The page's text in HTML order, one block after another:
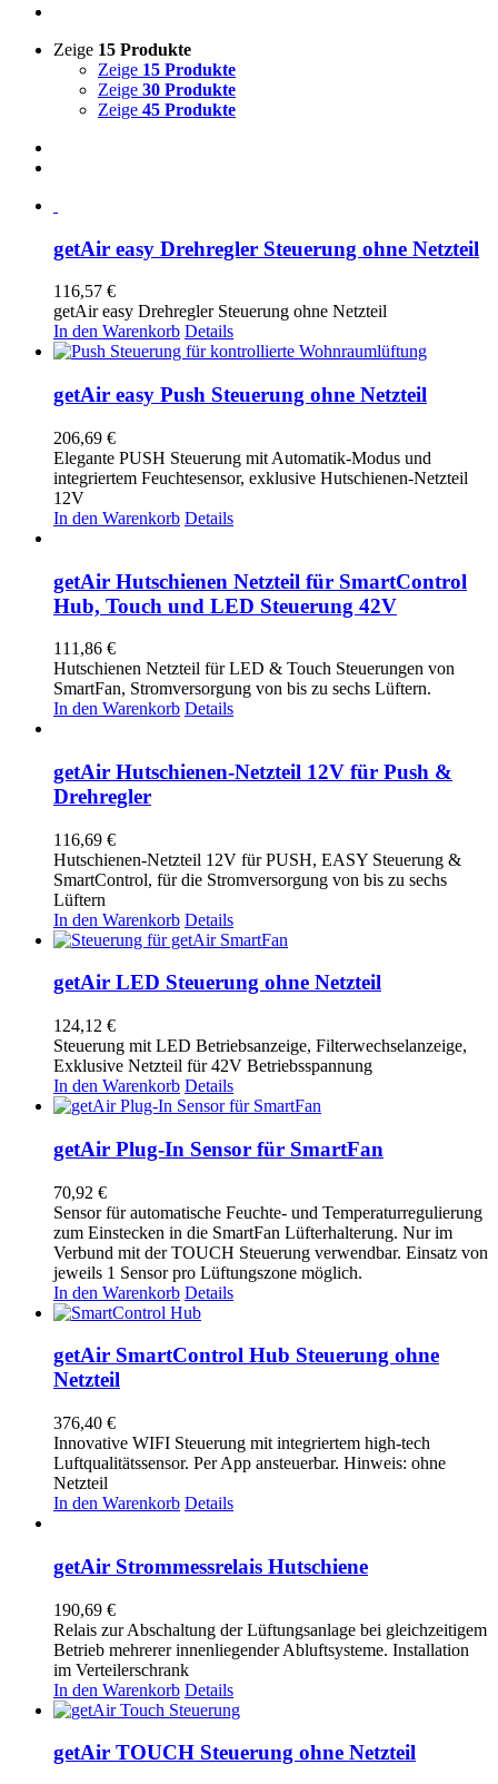
Zeige 15 Produkte
Zeige 15 Produkte
Zeige 30 Produkte
Zeige 45 Produkte
getAir easy Drehregler Steuerung ohne Netzteil
116,57 €
getAir easy Drehregler Steuerung ohne Netzteil
In den Warenkorb Details
getAir easy Push Steuerung ohne Netzteil
206,69 €
Elegante PUSH Steuerung mit Automatik-Modus und
integriertem Feuchtesensor, exklusive Hutschienen-Netzteil
12V
In den Warenkorb Details
getAir Hutschienen Netzteil für SmartControl
Hub, Touch und LED Steuerung 42V
111,86 €
Hutschienen Netzteil für LED & Touch Steuerungen von
SmartFan, Stromversorgung von bis zu sechs Lüftern.
In den Warenkorb Details
getAir Hutschienen-Netzteil 12V für Push &
Drehregler
116,69 €
Hutschienen-Netzteil 12V für PUSH, EASY Steuerung &
SmartControl, für die Stromversorgung von bis zu sechs
Lüftern
In den Warenkorb Details
getAir LED Steuerung ohne Netzteil
124,12 €
Steuerung mit LED Betriebsanzeige, Filterwechselanzeige,
Exklusive Netzteil für 42V Betriebsspannung
In den Warenkorb Details
getAir Plug-In Sensor für SmartFan
70,92 €
Sensor für automatische Feuchte- und Temperaturregulierung
zum Einstecken in die SmartFan Lüfterhalterung. Nur im
Verbund mit der TOUCH Steuerung verwendbar. Einsatz von
jeweils 1 Sensor pro Lüftungszone möglich.
In den Warenkorb Details
getAir SmartControl Hub Steuerung ohne
Netzteil
376,40 €
Innovative WIFI Steuerung mit integriertem high-tech
Luftqualitätssensor. Per App ansteuerbar. Hinweis: ohne
Netzteil
In den Warenkorb Details
getAir Strommessrelais Hutschiene
190,69 €
Relais zur Abschaltung der Lüftungsanlage bei gleichzeitigem
Betrieb mehrerer innenliegender Abluftsysteme. Installation
im Verteilerschrank
In den Warenkorb Details
getAir TOUCH Steuerung ohne Netzteil